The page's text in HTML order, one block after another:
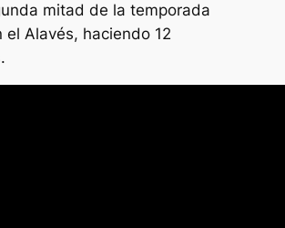
mitad de la temporada
el Alavés, haciendo 12